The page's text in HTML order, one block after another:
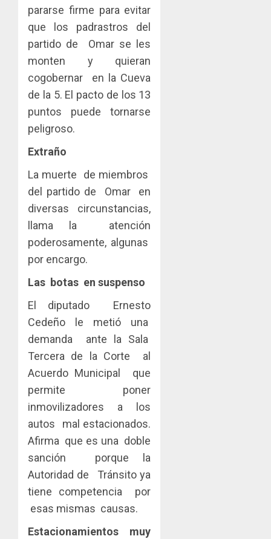
pararse firme para evitar
que los padrastros del
partido de Omar se les
monten y quieran
cogobernar en la Cueva
de la 5. El pacto de los 13
puntos puede tornarse
peligroso.
Extraño
La muerte de miembros
del partido de Omar en
diversas circunstancias,
llama la atención
poderosamente, algunas
por encargo.
Las botas en suspenso
El diputado Ernesto
Cedeño le metió una
demanda ante la Sala
Tercera de la Corte al
Acuerdo Municipal que
permite poner
inmovilizadores a los
autos mal estacionados.
Afirma que es una doble
sanción porque la
Autoridad de Tránsito ya
tiene competencia por
esas mismas causas.
Estacionamientos muy